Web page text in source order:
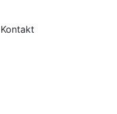
Kontakt